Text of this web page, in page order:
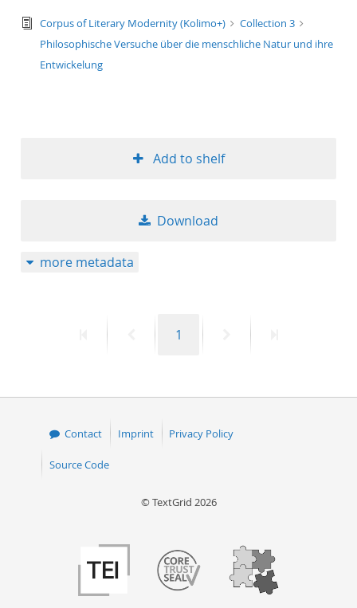
text/tg.edition+tg.aggregation+xml
Corpus of Literary Modernity (Kolimo+)
Collection 3
Philosophische Versuche über die menschliche Natur und ihre
Entwickelung
Add to shelf
Download
more metadata
PreviousPage
1
Contact Imprint Privacy Policy
Source Code
© TextGrid 2026